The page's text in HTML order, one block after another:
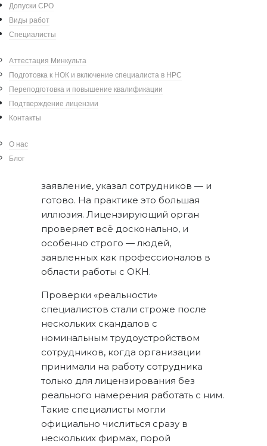
Допуски СРО
Виды работ
Специалисты
Аттестация Минкульта
Подготовка к НОК и включение специалиста в НРС
Переподготовка и повышение квалификации
Подтверждение лицензии
Контакты
О нас
Блог
Министерство культуры изучает,
достаточно ли специалистов в штате
заявителя, есть ли у них опыт и
образование, как они
заявление, указал сотрудников — и
готово. На практике это большая
иллюзия. Лицензирующий орган
проверяет всё досконально, и
особенно строго — людей,
заявленных как профессионалов в
области работы с ОКН.
Проверки «реальности»
специалистов стали строже после
нескольких скандалов с
номинальным трудоустройством
сотрудников, когда организации
принимали на работу сотрудника
только для лицензирования без
реального намерения работать с ним.
Такие специалисты могли
официально числиться сразу в
нескольких фирмах, порой